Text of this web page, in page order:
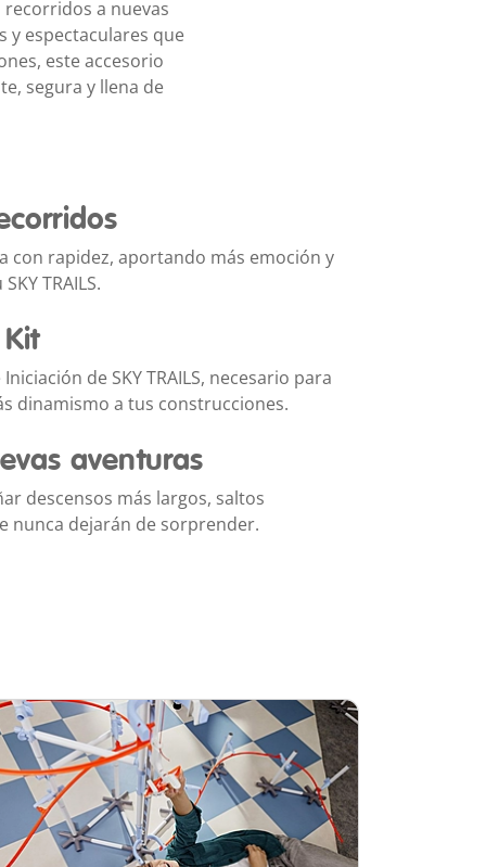
recorridos a nuevas
y espectaculares que
este accesorio
segura y llena de
con rapidez, aportando más emoción y
TRAILS.
de SKY TRAILS, necesario para
dinamismo a tus construcciones.
aventuras
descensos más largos, saltos
nunca dejarán de sorprender.